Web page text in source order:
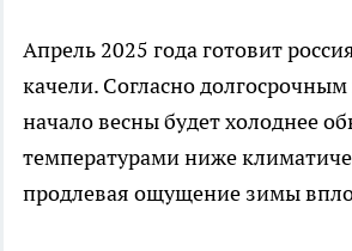
Апрель 2025 года готовит
качели. Согласно
начало весны будет холоднее
температурами ниже
продлевая ощущение зимы